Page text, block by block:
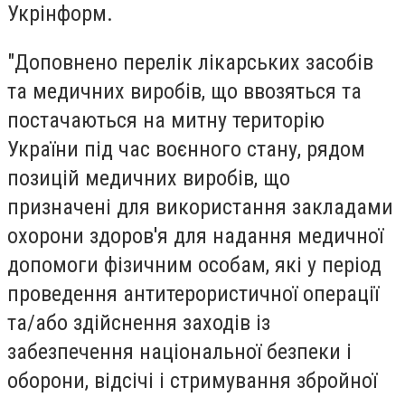
Укрінформ.
"Доповнено перелік лікарських засобів
та медичних виробів, що ввозяться та
постачаються на митну територію
України під час воєнного стану, рядом
позицій медичних виробів, що
призначені для використання закладами
охорони здоров'я для надання медичної
допомоги фізичним особам, які у період
проведення антитерористичної операції
та/або здійснення заходів із
забезпечення національної безпеки і
оборони, відсічі і стримування збройної